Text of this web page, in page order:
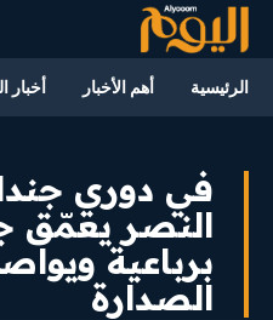
الرئيسية أهم الأخبار أخبار
في دوري
النصر يعمّق
برباعية
الصدارة